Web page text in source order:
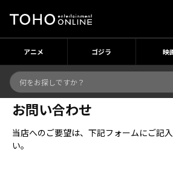
アニメ ゴジラ 映
お問い合わせ
当店へのご要望は、下記フォームにご記
い。